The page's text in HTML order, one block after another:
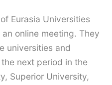
Eurasia Universities
online meeting. They
universities and
next period in the
Superior University,